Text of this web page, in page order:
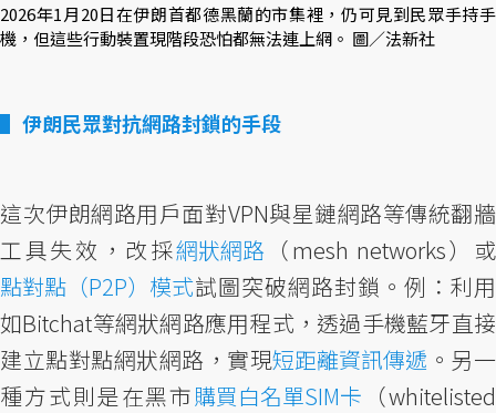
2026年1月20日在伊朗首都德黑蘭的市集裡，仍可見到民眾手持手
機，但這些行動裝置現階段恐怕都無法連上網。 圖／法新社
伊朗民眾對抗網路封鎖的手段
這次伊朗網路用戶面對VPN與星鏈網路等傳統翻牆
工具失效，改採網狀網路 （mesh networks）或
點對點（P2P）模式試圖突破網路封鎖。例：利用
如Bitchat等網狀網路應用程式，透過手機藍牙直接
建立點對點網狀網路，實現短距離資訊傳遞 。另一
種方式則是在黑市購買白名單SIM卡 （whitelisted